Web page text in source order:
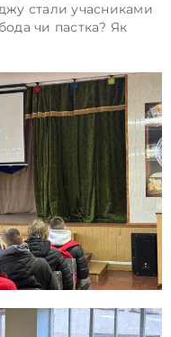
стали учасниками
чи пастка? Як